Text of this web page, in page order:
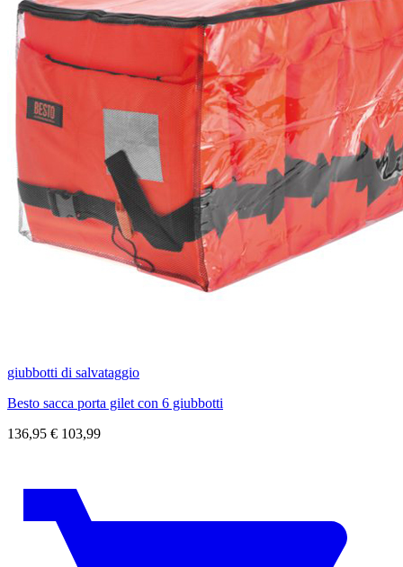
giubbotti di salvataggio
Besto sacca porta gilet con 6 giubbotti
136,95 € 103,99